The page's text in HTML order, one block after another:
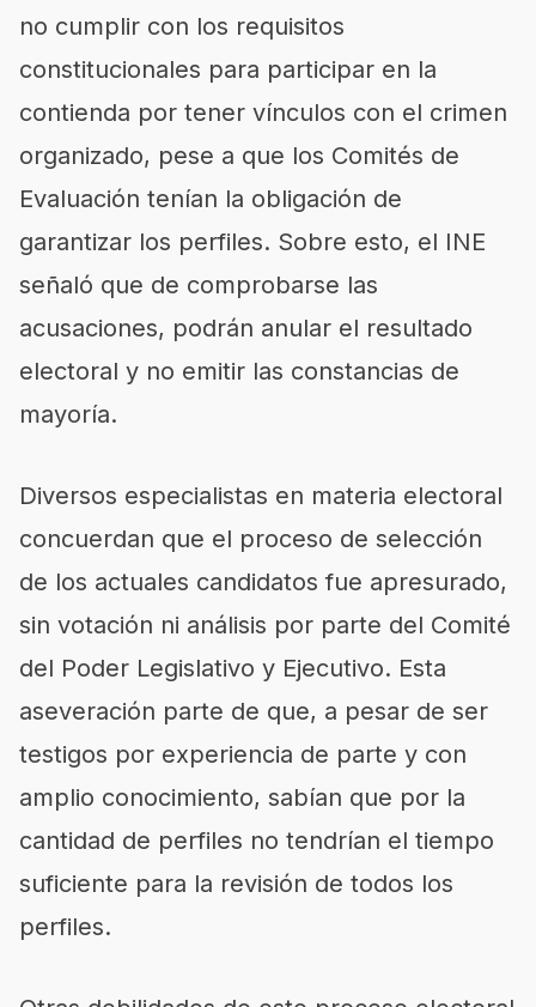
no cumplir con los requisitos
constitucionales para participar en la
contienda por tener vínculos con el crimen
organizado, pese a que los Comités de
Evaluación tenían la obligación de
garantizar los perfiles. Sobre esto, el INE
señaló que de comprobarse las
acusaciones, podrán anular el resultado
electoral y no emitir las constancias de
mayoría.
Diversos especialistas en materia electoral
concuerdan que el proceso de selección
de los actuales candidatos fue apresurado,
sin votación ni análisis por parte del Comité
del Poder Legislativo y Ejecutivo. Esta
aseveración parte de que, a pesar de ser
testigos por experiencia de parte y con
amplio conocimiento, sabían que por la
cantidad de perfiles no tendrían el tiempo
suficiente para la revisión de todos los
perfiles.